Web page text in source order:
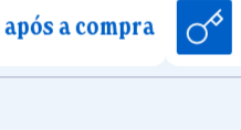
Acesso